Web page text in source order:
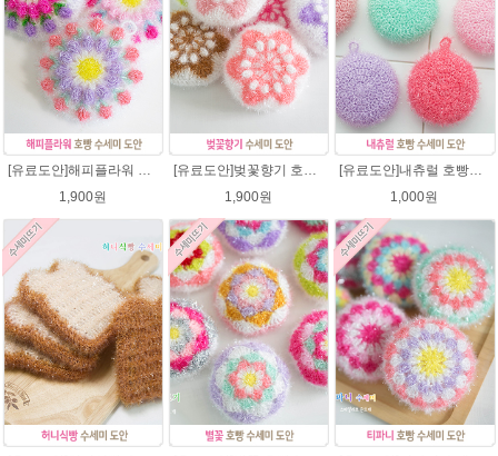
[유료도안]해피플라워 호빵수세미뜨기 도안(수세미실은 옵션에서 추가구매 가능)/수세미뜨기/수세미실/반짝이수세미/반짝이실/별수세미 호빵수세미 웰빙수세미 퐁퐁수세미 코바늘수세미
1,900원
[유료도안]벚꽃향기 호빵수세미뜨기 도안(수세미실은 옵션에서 추가구매 가능)/수세미뜨기/수세미실/반짝이수세미/반짝이실/별수세미 호빵수세미 웰빙수세미 퐁퐁수세미 코바늘수세미
1,900원
[유료도안]내츄럴 호빵수세미 코바늘뜨기 수세미뜨기 뜨개질 도안 반짝이실
1,000원